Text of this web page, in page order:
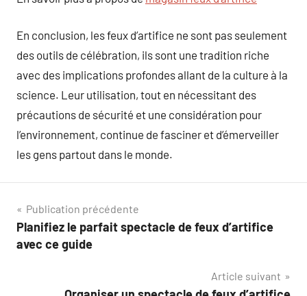
En conclusion, les feux d’artifice ne sont pas seulement
des outils de célébration, ils sont une tradition riche
avec des implications profondes allant de la culture à la
science. Leur utilisation, tout en nécessitant des
précautions de sécurité et une considération pour
l’environnement, continue de fasciner et d’émerveiller
les gens partout dans le monde.
Navigation
de
Publication précédente
Planifiez le parfait spectacle de feux d’artifice
avec ce guide
Article suivant